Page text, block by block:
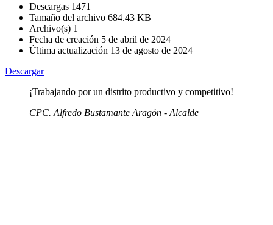
Descargas 1471
Tamaño del archivo 684.43 KB
Archivo(s) 1
Fecha de creación 5 de abril de 2024
Última actualización 13 de agosto de 2024
Descargar
¡Trabajando por un distrito productivo y competitivo!
CPC. Alfredo Bustamante Aragón - Alcalde